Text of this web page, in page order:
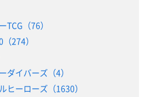
TCG（76）
274）
ダイバーズ（4）
ヒーローズ（1630）